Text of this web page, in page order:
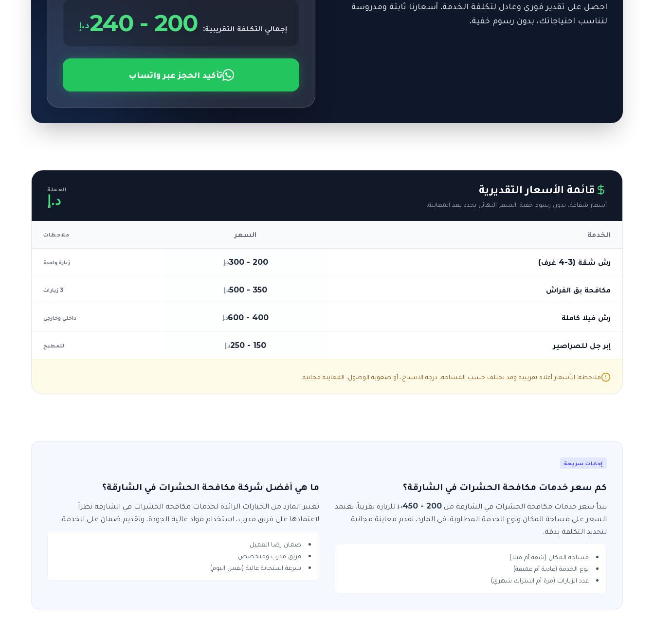
احصل على تقدير فوري وعادل لتكلفة الخدمة. أسعارنا ثابتة ومدروسة
لتناسب احتياجاتك، بدون رسوم خفية.
إجمالي التكلفة التقريبية: 200
-
240د.إ
تأكيد الحجز عبر واتساب
قائمة الأسعار التقديرية
أسعار شفافة، بدون رسوم خفية. السعر النهائي يحدد بعد المعاينة.
العملة
د.إ
الخدمة السعر ملاحظات
رش شقة (3-4 غرف) 200 - 300 د.إ زيارة واحدة
مكافحة بق الفراش 350 - 500 د.إ 3 زيارات
رش فيلا كاملة 400 - 600 د.إ داخلي وخارجي
إبر جل للصراصير 150 - 250 د.إ للمطبخ
ملاحظة: الأسعار أعلاه تقريبية وقد تختلف حسب المساحة، درجة الاتساخ، أو صعوبة الوصول. المعاينة مجانية.
إجابات سريعة
كم سعر خدمات مكافحة الحشرات في الشارقة؟
يبدأ سعر خدمات مكافحة الحشرات في الشارقة من 200 - 450 د.إ للزيارة تقريباً. يعتمد
السعر على مساحة المكان ونوع الخدمة المطلوبة. في المارد، نقدم معاينة مجانية
لتحديد التكلفة بدقة.
مساحة المكان (شقة أم فيلا)
نوع الخدمة (عادية أم عميقة)
عدد الزيارات (مرة أم اشتراك شهري)
ما هي أفضل شركة مكافحة الحشرات في الشارقة؟
تعتبر المارد من الخيارات الرائدة لخدمات مكافحة الحشرات في الشارقة نظراً
لاعتمادها على فريق مدرب، استخدام مواد عالية الجودة، وتقديم ضمان على الخدمة.
ضمان رضا العميل
فريق مدرب ومتخصص
سرعة استجابة عالية (نفس اليوم)